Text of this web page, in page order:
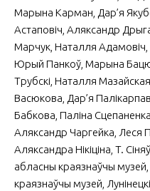
Марына Карман, Дар’я
Астаповіч, Аляксандр
Марчук, Наталля
Юрый Панкоў, Марына
Трубскі, Наталля
Васюкова, Дар’я
Бабкова, Паліна
Аляксандр Чаргейка, Леся
Аляксандра Нікіціна, T.
абласны краязнаўчы
краязнаўчы музей,